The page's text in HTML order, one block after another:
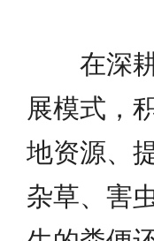
在深
展模式，
地资源、
杂草、害